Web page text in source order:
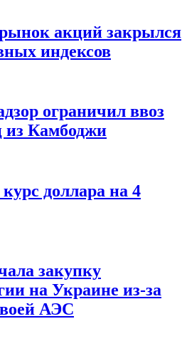
акций закрылся
индексов
ограничил ввоз
Камбоджи
доллара на 4
закупку
на Украине из-за
АЭС